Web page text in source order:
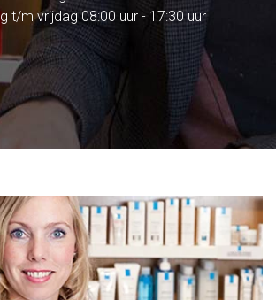
t/m vrijdag 08:00 uur - 17:30 uur